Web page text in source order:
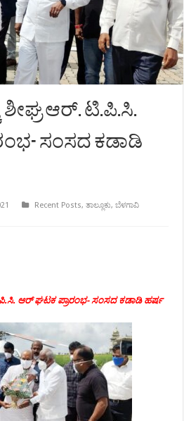
ಆರ್. ಟಿ.ಪಿ.ಸಿ.
ಸಂಸದ ಕಡಾಡಿ
Recent Posts,ತಾಲ್ಲೂಕು,ಬೆಳಗಾವಿ
ಆರ್ ಘಟಕ ಪ್ರಾರಂಭ- ಸಂಸದ ಕಡಾಡಿ ಹರ್ಷ